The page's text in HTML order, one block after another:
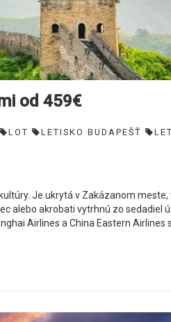
od 459€
LOT LETISKO BUDAPEŠŤ
Je ukrytá v Zakázanom meste,
alebo akrobati vytrhnú zo sedadiel
Airlines a China Eastern Airlines